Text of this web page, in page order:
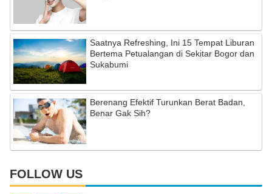
Saatnya Refreshing, Ini 15 Tempat Liburan
Bertema Petualangan di Sekitar Bogor dan
Sukabumi
Berenang Efektif Turunkan Berat Badan,
Benar Gak Sih?
FOLLOW US